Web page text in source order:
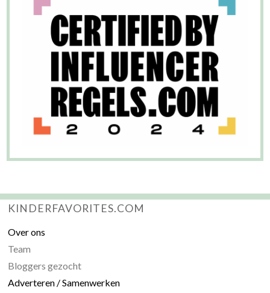
KINDERFAVORITES.COM
Over ons
Team
Bloggers gezocht
Adverteren / Samenwerken